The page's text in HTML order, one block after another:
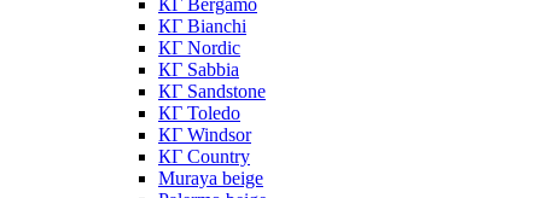
КГ Bergamo
КГ Bianchi
КГ Nordic
КГ Sabbia
КГ Sandstone
КГ Toledo
КГ Windsor
КГ Сountry
Muraya beige